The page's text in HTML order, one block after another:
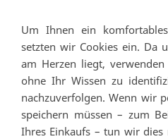
Navigation einblenden
Um Ihnen ein
setzten wir Cookies ein. Da
am Herzen liegt,
ohne Ihr Wissen zu
nachzuverfolgen. Wenn wir
speichern müssen – zum
Ihres Einkaufs – tun wir